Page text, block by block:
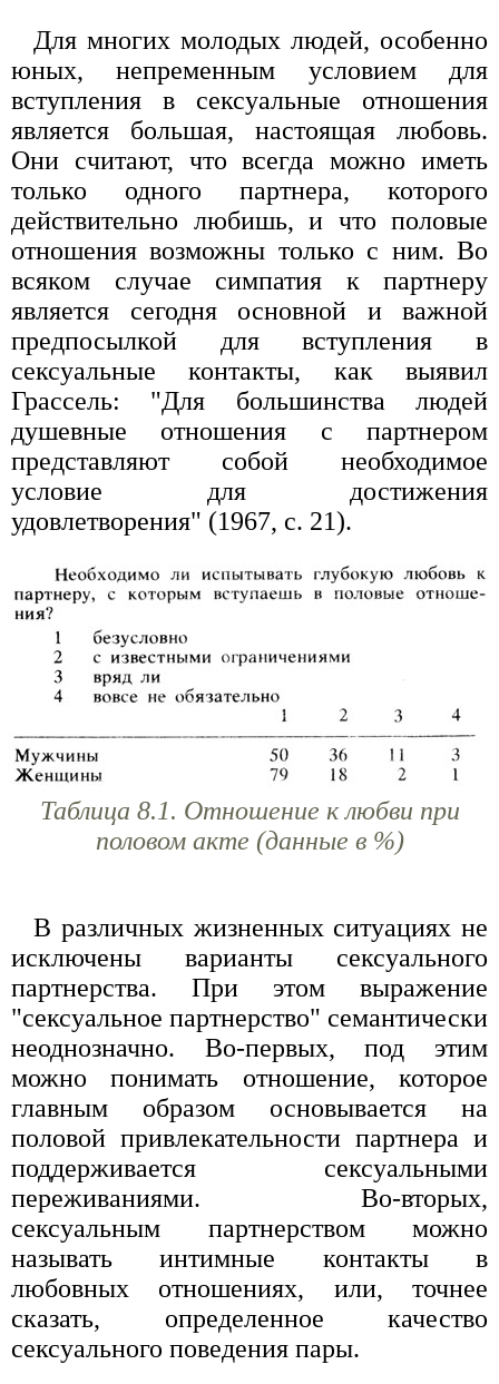
Для многих молодых людей, особенно
юных, непременным условием для
вступления в сексуальные отношения
является большая, настоящая любовь.
Они считают, что всегда можно иметь
только одного партнера, которого
действительно любишь, и что половые
отношения возможны только с ним. Во
всяком случае симпатия к партнеру
является сегодня основной и важной
предпосылкой для вступления в
сексуальные контакты, как выявил
Грассель: "Для большинства людей
душевные отношения с партнером
представляют собой необходимое
условие для достижения
удовлетворения" (1967, с. 21).
Таблица 8.1. Отношение к любви при
половом акте (данные в %)
В различных жизненных ситуациях не
исключены варианты сексуального
партнерства. При этом выражение
"сексуальное партнерство" семантически
неоднозначно. Во-первых, под этим
можно понимать отношение, которое
главным образом основывается на
половой привлекательности партнера и
поддерживается сексуальными
переживаниями. Во-вторых,
сексуальным партнерством можно
называть интимные контакты в
любовных отношениях, или, точнее
сказать, определенное качество
сексуального поведения пары.